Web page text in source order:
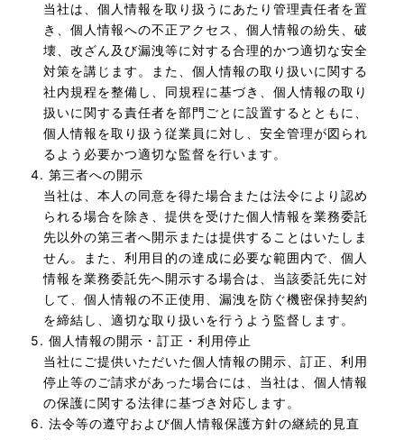
当社は、個人情報を取り扱うにあたり管理責任者を置
き、個人情報への不正アクセス、個人情報の紛失、破
壊、改ざん及び漏洩等に対する合理的かつ適切な安全
対策を講じます。また、個人情報の取り扱いに関する
社内規程を整備し、同規程に基づき、個人情報の取り
扱いに関する責任者を部門ごとに設置するとともに、
個人情報を取り扱う従業員に対し、安全管理が図られ
るよう必要かつ適切な監督を行います。
4. 第三者への開示
当社は、本人の同意を得た場合または法令により認め
られる場合を除き、提供を受けた個人情報を業務委託
先以外の第三者へ開示または提供することはいたしま
せん。また、利用目的の達成に必要な範囲内で、個人
情報を業務委託先へ開示する場合は、当該委託先に対
して、個人情報の不正使用、漏洩を防ぐ機密保持契約
を締結し、適切な取り扱いを行うよう監督します。
5. 個人情報の開示・訂正・利用停止
当社にご提供いただいた個人情報の開示、訂正、利用
停止等のご請求があった場合には、当社は、個人情報
の保護に関する法律に基づき対応します。
6. 法令等の遵守および個人情報保護方針の継続的見直